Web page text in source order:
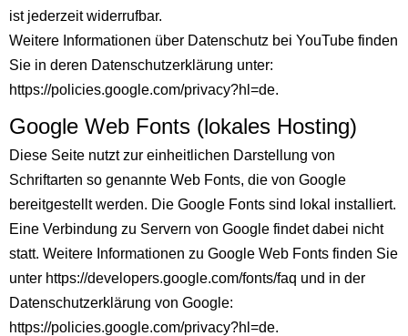
ist jederzeit widerrufbar.
Weitere Informationen über Datenschutz bei YouTube finden
Sie in deren Datenschutzerklärung unter:
https://policies.google.com/privacy?hl=de.
Google Web Fonts (lokales Hosting)
Diese Seite nutzt zur einheitlichen Darstellung von
Schriftarten so genannte Web Fonts, die von Google
bereitgestellt werden. Die Google Fonts sind lokal installiert.
Eine Verbindung zu Servern von Google findet dabei nicht
statt. Weitere Informationen zu Google Web Fonts finden Sie
unter https://developers.google.com/fonts/faq und in der
Datenschutzerklärung von Google:
https://policies.google.com/privacy?hl=de.